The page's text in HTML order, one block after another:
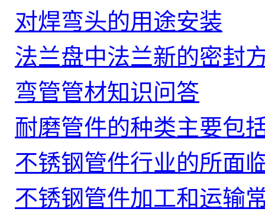
对焊弯头的用途安装
法兰盘中法兰新的密封
弯管管材知识问答
耐磨管件的种类主要包
不锈钢管件行业的所面
不锈钢管件加工和运输